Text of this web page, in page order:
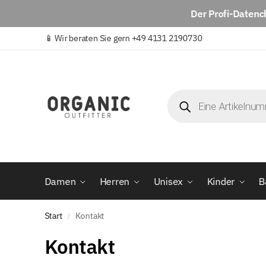
Der Profi-
📱Wir beraten Sie gern +49 4131 2190730
Damen Herren Unisex Kinder
Start / Kontakt
Kontakt